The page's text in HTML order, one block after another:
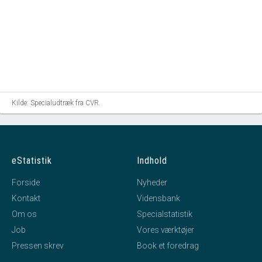
Kilde: Specialudtræk fra CVR.
eStatistik
Forside
Kontakt
Om os
Job
Pressen skrev
Indhold
Nyheder
Vidensbank
Specialstatistik
Vores værktøjer
Book et foredrag